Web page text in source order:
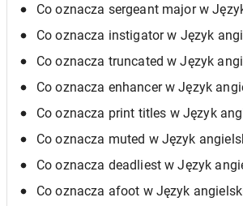
Co oznacza sergeant major w
Co oznacza instigator w Język
Co oznacza truncated w Język
Co oznacza enhancer w Język
Co oznacza print titles w Język
Co oznacza muted w Język
Co oznacza deadliest w Język
Co oznacza afoot w Język